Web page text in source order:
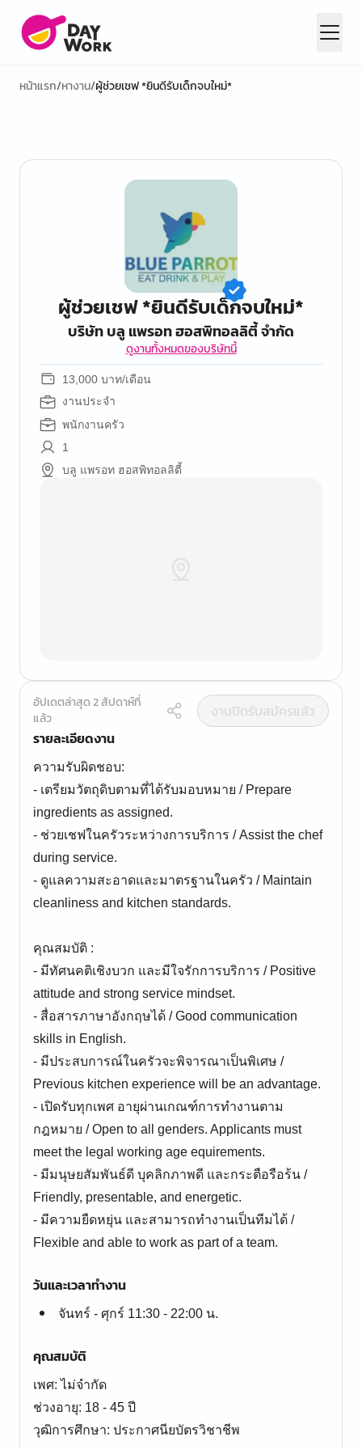
หน้าแรก/หางาน/ผู้ช่วยเชฟ *ยินดีรับเด็กจบใหม่*
ผู้ช่วยเชฟ *ยินดีรับเด็กจบใหม่*
บริษัท บลู แพรอท ฮอสพิทอลลิตี้ จำกัด
ดูงานทั้งหมดของบริษัทนี้
13,000 บาท/เดือน
งานประจำ
พนักงานครัว
1
บลู แพรอท ฮอสพิทอลลิตี้
อัปเดตล่าสุด 2 สัปดาห์ที่
แล้ว
งานปิดรับสมัครแล้ว
รายละเอียดงาน
ความรับผิดชอบ:
- เตรียมวัตถุดิบตามที่ได้รับมอบหมาย / Prepare
ingredients as assigned.
- ช่วยเชฟในครัวระหว่างการบริการ / Assist the chef
during service.
- ดูแลความสะอาดและมาตรฐานในครัว / Maintain
cleanliness and kitchen standards.
คุณสมบัติ :
- มีทัศนคติเชิงบวก และมีใจรักการบริการ / Positive
attitude and strong service mindset.
- สื่อสารภาษาอังกฤษได้ / Good communication
skills in English.
- มีประสบการณ์ในครัวจะพิจารณาเป็นพิเศษ /
Previous kitchen experience will be an advantage.
- เปิดรับทุกเพศ อายุผ่านเกณฑ์การทำงานตาม
กฎหมาย / Open to all genders. Applicants must
meet the legal working age equirements.
- มีมนุษยสัมพันธ์ดี บุคลิกภาพดี และกระตือรือร้น /
Friendly, presentable, and energetic.
- มีความยืดหยุ่น และสามารถทำงานเป็นทีมได้ /
Flexible and able to work as part of a team.
วันและเวลาทำงาน
จันทร์ - ศุกร์ 11:30 - 22:00 น.
คุณสมบัติ
เพศ: ไม่จำกัด
ช่วงอายุ: 18 - 45 ปี